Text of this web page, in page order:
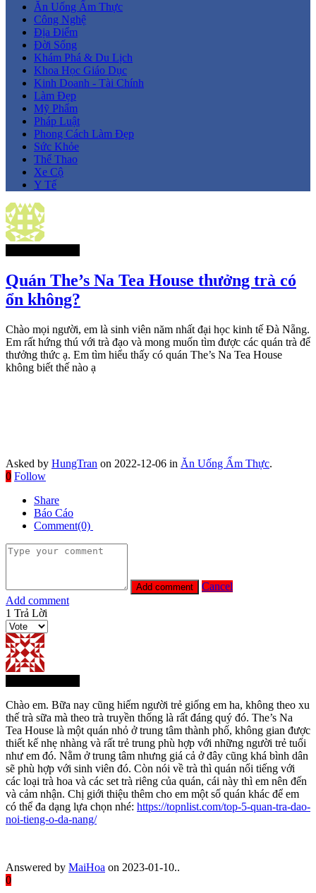
Ăn Uống Ẩm Thực
Công Nghệ
Địa Điểm
Đời Sống
Khám Phá & Du Lịch
Khoa Học Giáo Dục
Kinh Doanh - Tài Chính
Làm Đẹp
Mỹ Phẩm
Pháp Luật
Phong Cách Làm Đẹp
Sức Khỏe
Thể Thao
Xe Cộ
Y Tế
Quán The’s Na Tea House thưởng trà có
ổn không?
Chào mọi người, em là sinh viên năm nhất đại học kinh tế Đà Nẵng.
Em rất hứng thú với trà đạo và mong muốn tìm được các quán trà để
thưởng thức ạ. Em tìm hiểu thấy có quán The’s Na Tea House
không biết thế nào ạ
Asked by HungTran on 2022-12-06 in Ăn Uống Ẩm Thực.
0 Follow
Share
Báo Cáo
Comment(0)
Cancel
Add comment
1 Trả Lời
Chào em. Bữa nay cũng hiếm người trẻ giống em ha, không theo xu
thế trà sữa mà theo trà truyền thống là rất đáng quý đó. The’s Na
Tea House là một quán nhỏ ở trung tâm thành phố, không gian được
thiết kế nhẹ nhàng và rất trẻ trung phù hợp với những người trẻ tuổi
như em đó. Nằm ở trung tâm nhưng giá cả ở đây cũng khá bình dân
sẽ phù hợp với sinh viên đó. Còn nói về trà thì quán nổi tiếng với
các loại trà hoa và các set trà riêng của quán, cái này thì em nên đến
và cảm nhận. Chị giới thiệu thêm cho em một số quán khác để em
có thể đa dạng lựa chọn nhé: https://topnlist.com/top-5-quan-tra-dao-
noi-tieng-o-da-nang/
Answered by MaiHoa on 2023-01-10..
0